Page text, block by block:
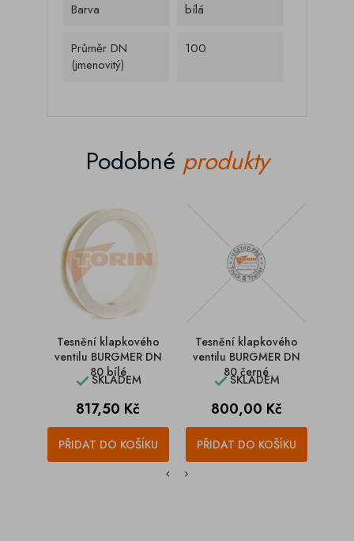
Barva
bílá
Průměr DN
(jmenovitý)
100
Podobné produkty
Tesnění klapkového
ventilu BURGMER DN
80 bílé
SKLADEM
Cena
817,50 Kč
PŘIDAT DO KOŠÍKU
Tesnění klapkového
ventilu BURGMER DN
80 černé
SKLADEM
Cena
800,00 Kč
PŘIDAT DO KOŠÍKU